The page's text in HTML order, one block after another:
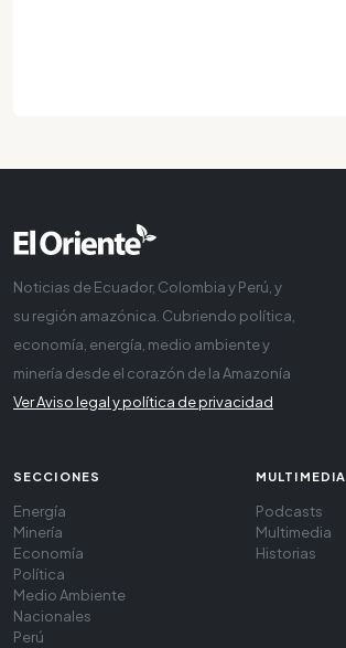
Noticias de Ecuador, Colombia y Perú, y
su región amazónica. Cubriendo política,
economía, energía, medio ambiente y
minería desde el corazón de la Amazonía
Ver Aviso legal y política de privacidad
SECCIONES
Energía
Minería
Economía
Política
Medio Ambiente
Nacionales
Perú
MULTIMEDIA
Podcasts
Multimedia
Historias